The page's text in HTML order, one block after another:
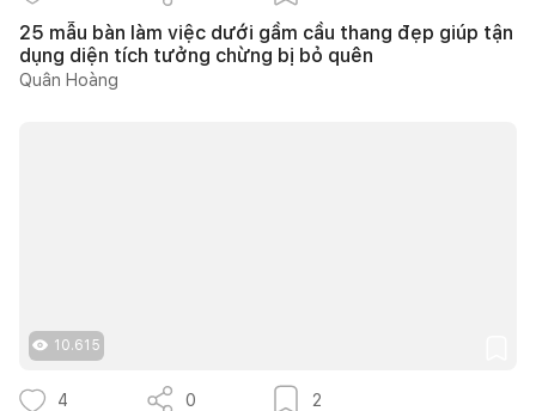
25 mẫu bàn làm việc dưới gầm cầu thang đẹp giúp tận
dụng diện tích tưởng chừng bị bỏ quên
Quân Hoàng
10.615
4 0 2